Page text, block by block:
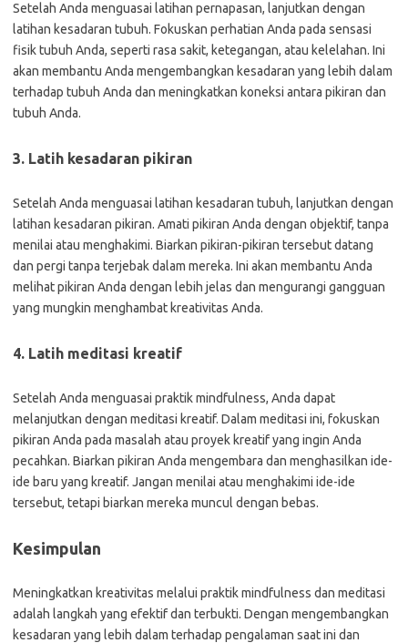
Setelah Anda menguasai latihan pernapasan, lanjutkan dengan
latihan kesadaran tubuh. Fokuskan perhatian Anda pada sensasi
fisik tubuh Anda, seperti rasa sakit, ketegangan, atau kelelahan. Ini
akan membantu Anda mengembangkan kesadaran yang lebih dalam
terhadap tubuh Anda dan meningkatkan koneksi antara pikiran dan
tubuh Anda.
3. Latih kesadaran pikiran
Setelah Anda menguasai latihan kesadaran tubuh, lanjutkan dengan
latihan kesadaran pikiran. Amati pikiran Anda dengan objektif, tanpa
menilai atau menghakimi. Biarkan pikiran-pikiran tersebut datang
dan pergi tanpa terjebak dalam mereka. Ini akan membantu Anda
melihat pikiran Anda dengan lebih jelas dan mengurangi gangguan
yang mungkin menghambat kreativitas Anda.
4. Latih meditasi kreatif
Setelah Anda menguasai praktik mindfulness, Anda dapat
melanjutkan dengan meditasi kreatif. Dalam meditasi ini, fokuskan
pikiran Anda pada masalah atau proyek kreatif yang ingin Anda
pecahkan. Biarkan pikiran Anda mengembara dan menghasilkan ide-
ide baru yang kreatif. Jangan menilai atau menghakimi ide-ide
tersebut, tetapi biarkan mereka muncul dengan bebas.
Kesimpulan
Meningkatkan kreativitas melalui praktik mindfulness dan meditasi
adalah langkah yang efektif dan terbukti. Dengan mengembangkan
kesadaran yang lebih dalam terhadap pengalaman saat ini dan